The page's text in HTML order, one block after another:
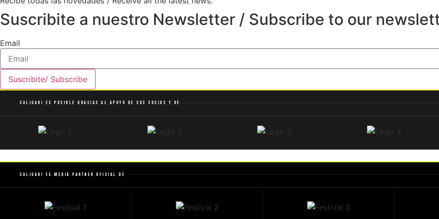
Suscribite a nuestro Newsletter / Subscribe to our
Email
Suscribite/ Subscribe
Caligari es posible gracias al apoyo de sus socios y de
Caligari es Media Partner Oficial de